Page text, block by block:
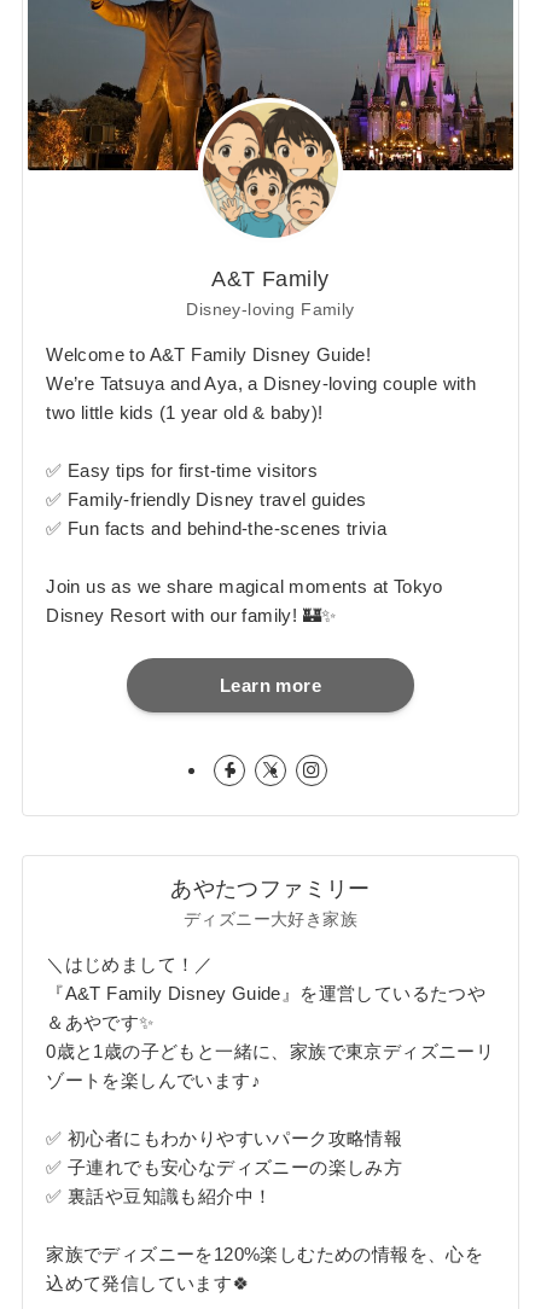
A&T Family
Disney-loving Family
Welcome to A&T Family Disney Guide!
We’re Tatsuya and Aya, a Disney-loving couple with
two little kids (1 year old & baby)!
✅ Easy tips for first-time visitors
✅ Family-friendly Disney travel guides
✅ Fun facts and behind-the-scenes trivia
Join us as we share magical moments at Tokyo
Disney Resort with our family! 🏰✨
Learn more
あやたつファミリー
ディズニー大好き家族
＼はじめまして！／
『A&T Family Disney Guide』を運営しているたつや
＆あやです✨
0歳と1歳の子どもと一緒に、家族で東京ディズニーリ
ゾートを楽しんでいます♪
✅ 初心者にもわかりやすいパーク攻略情報
✅ 子連れでも安心なディズニーの楽しみ方
✅ 裏話や豆知識も紹介中！
家族でディズニーを120%楽しむための情報を、心を
込めて発信しています🍀